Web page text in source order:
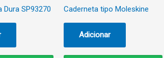
Dura SP93270 Caderneta tipo Moleskine
Adicionar